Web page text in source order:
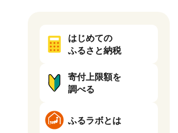
はじめての
ふるさと納税
寄付上限額を
調べる
ふるラボとは